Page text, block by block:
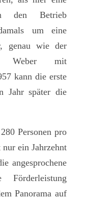
den Betrieb
um eine
genau wie der
Weber mit
kann die erste
Jahr später die
Personen pro
ein Jahrzehnt
angesprochene
Förderleistung
Panorama auf